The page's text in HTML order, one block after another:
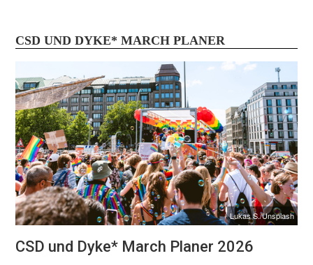
CSD UND DYKE* MARCH PLANER
Lukas S./Unsplash
CSD und Dyke* March Planer 2026